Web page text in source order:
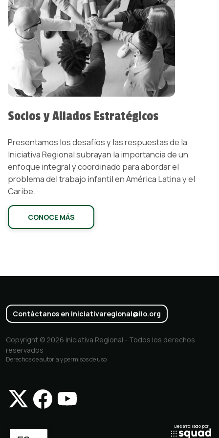
Socios y Aliados Estratégicos
Presentamos los desafíos y las respuestas de la
Iniciativa Regional subrayan la importancia de un
enfoque integral y coordinado para abordar el
problema del trabajo infantil en América Latina y el
Caribe.
CONOCE MÁS
Contáctanos en iniciativaregional@ilo.org
Copyright © 2026 Iniciativa Regional - Todos los derechos
reservados
Derechos de autoría y permisos de uso
Desarrollado por